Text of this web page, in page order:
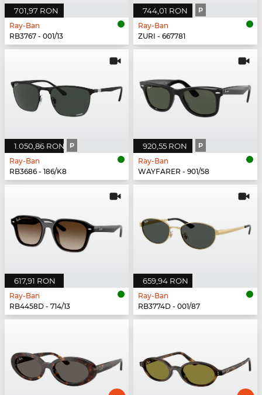
701,97 RON
Ray-Ban
RB3767 - 001/13
744,01 RON P
Ray-Ban
ZURI - 667781
1.050,86 RON P
Ray-Ban
RB3686 - 186/K8
920,55 RON P
Ray-Ban
WAYFARER - 901/58
617,91 RON
Ray-Ban
RB4458D - 714/13
659,94 RON
Ray-Ban
RB3774D - 001/87